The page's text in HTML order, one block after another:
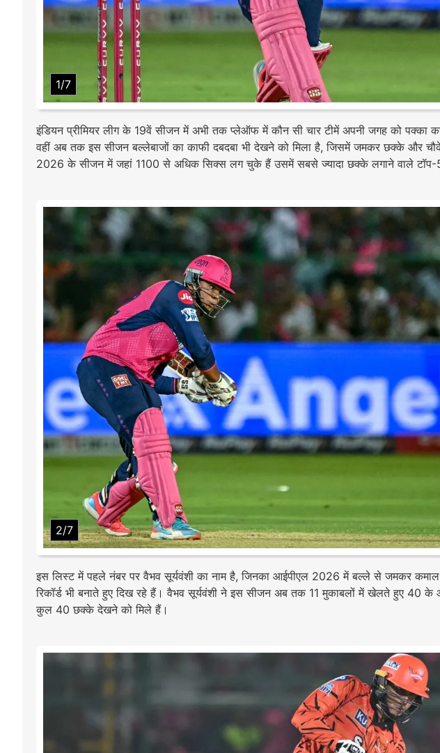
1/7
इंडियन प्रीमियर लीग के 19वें सीजन में अभी तक प्लेऑफ में कौन सी चार टीमें अपनी जगह को पक्का
वहीं अब तक इस सीजन बल्लेबाजों का काफी दबदबा भी देखने को मिला है, जिसमें जमकर छक्के और
2026 के सीजन में जहां 1100 से अधिक सिक्स लग चुके हैं उसमें सबसे ज्यादा छक्के लगाने वाले टॉप-5
2/7
इस लिस्ट में पहले नंबर पर वैभव सूर्यवंशी का नाम है, जिनका आईपीएल 2026 में बल्ले से जमकर
रिकॉर्ड भी बनाते हुए दिख रहे हैं। वैभव सूर्यवंशी ने इस सीजन अब तक 11 मुकाबलों में खेलते हुए 40
कुल 40 छक्के देखने को मिले हैं।